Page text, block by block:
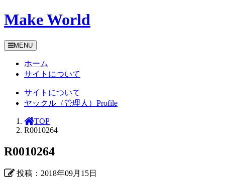
Make World
MENU
ホーム
サイトについて
サイトについて
ヤックル（管理人）Profile
TOP
R0010264
R0010264
投稿：2018年09月15日